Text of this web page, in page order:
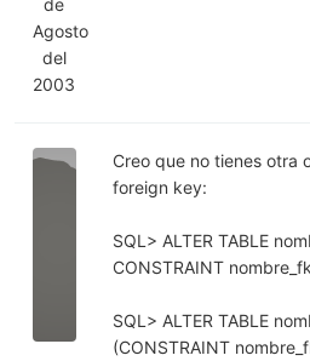
de
Agosto
del
2003
Creo que no tienes otra
foreign key:
SQL> ALTER TABLE
CONSTRAINT
SQL> ALTER TABLE
(CONSTRAINT